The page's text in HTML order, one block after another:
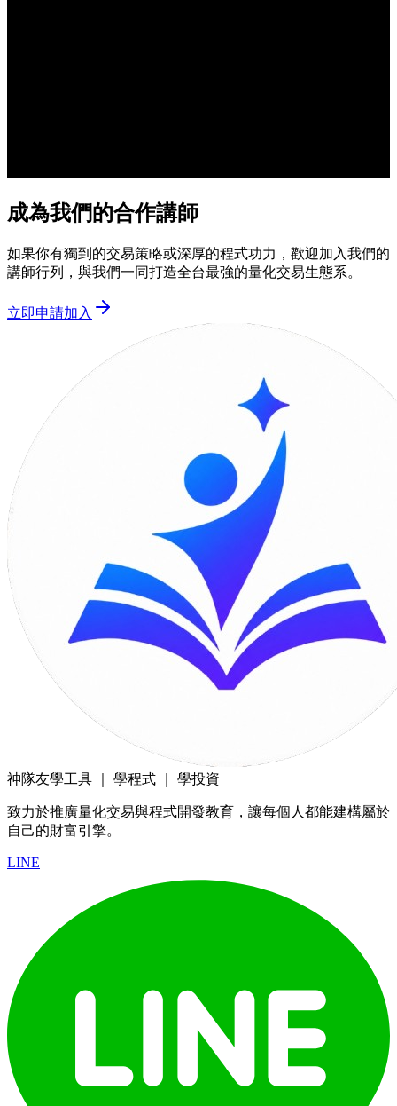
成為我們的合作講師
如果你有獨到的交易策略或深厚的程式功力，歡迎加入我們的
講師行列，與我們一同打造全台最強的量化交易生態系。
立即申請加入
神隊友學工具 ｜ 學程式 ｜ 學投資
致力於推廣量化交易與程式開發教育，讓每個人都能建構屬於
自己的財富引擎。
LINE